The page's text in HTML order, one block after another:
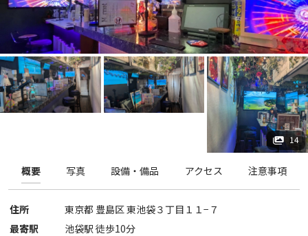
14
概要 写真 設備・備品 アクセス 注意事項
住所 東京都 豊島区東池袋３丁目１１−７
最寄駅
池袋駅 徒歩10分